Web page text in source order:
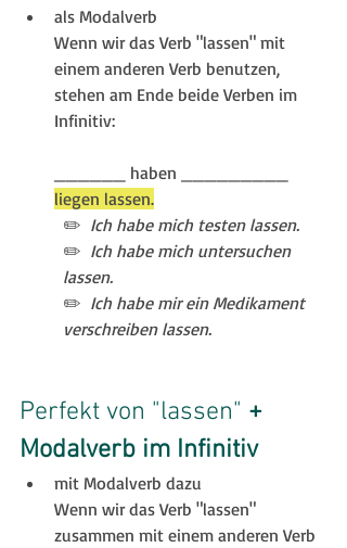
als Modalverb
Wenn wir das Verb "lassen" mit
einem anderen Verb benutzen,
stehen am Ende beide Verben im
Infinitiv:
______ haben _________
liegen lassen.
✏️ Ich habe mich testen lassen.
✏️ Ich habe mich untersuchen
lassen.
✏️ Ich habe mir ein Medikament
verschreiben lassen.
Perfekt von "lassen" +
Modalverb im Infinitiv
mit Modalverb dazu
Wenn wir das Verb "lassen"
zusammen mit einem anderen Verb